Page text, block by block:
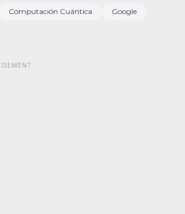
Computación Cuántica
Google